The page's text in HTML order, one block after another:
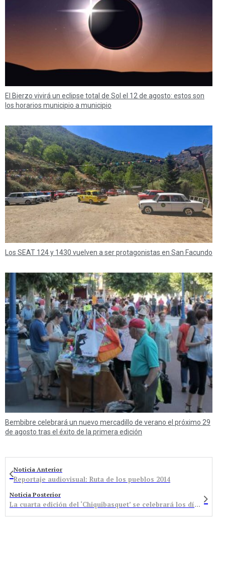
El Bierzo vivirá un eclipse total de Sol el 12 de agosto: estos son
los horarios municipio a municipio
Los SEAT 124 y 1430 vuelven a ser protagonistas en San Facundo
Bembibre celebrará un nuevo mercadillo de verano el próximo 29
de agosto tras el éxito de la primera edición
Noticia Anterior
Reportaje audiovisual: Ruta de los pueblos 2014
Noticia Posterior
La cuarta edición del ‘Chiquibasquet’ se celebrará los días 24 al 28 de junio en Bembibre